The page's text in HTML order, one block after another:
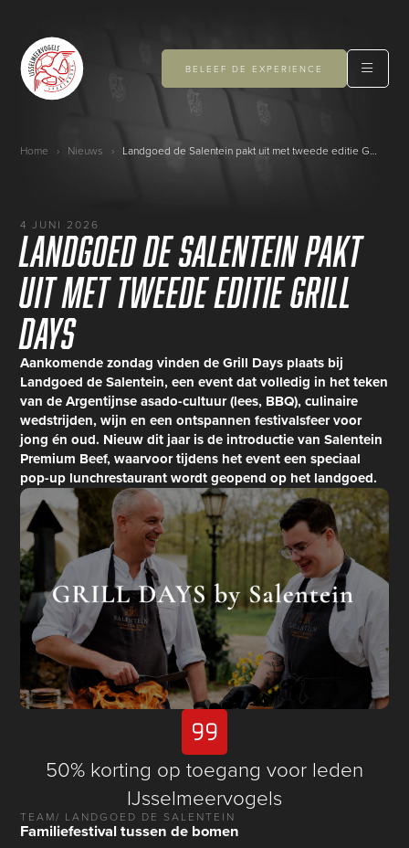
BELEEF DE EXPERIENCE
Home › Nieuws › Landgoed de Salentein pakt uit met tweede editie Grill Days
4 JUNI 2026
Landgoed de Salentein pakt
uit met tweede editie Grill
Days
Aankomende zondag vinden de Grill Days plaats bij
Landgoed de Salentein, een event dat volledig in het teken
van de Argentijnse asado-cultuur (lees, BBQ), culinaire
wedstrijden, wijn en een ontspannen festivalsfeer voor
jong én oud. Nieuw dit jaar is de introductie van Salentein
Premium Beef, waarvoor tijdens het event een speciaal
pop-up lunchrestaurant wordt geopend op het landgoed.
50% korting op toegang voor leden
IJsselmeervogels
TEAM/ LANDGOED DE SALENTEIN
Familiefestival tussen de bomen